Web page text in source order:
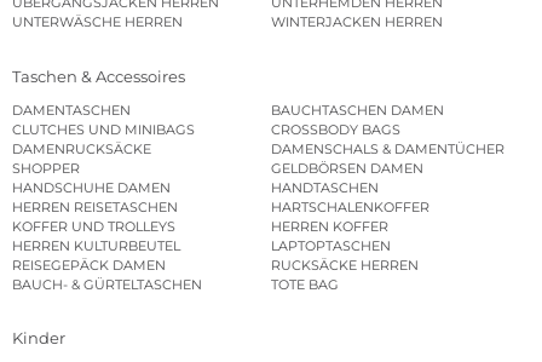
UNTERWÄSCHE HERREN
WINTERJACKEN HERREN
Taschen & Accessoires
DAMENTASCHEN
BAUCHTASCHEN DAMEN
CLUTCHES UND MINIBAGS
CROSSBODY BAGS
DAMENRUCKSÄCKE
DAMENSCHALS & DAMENTÜCHER
SHOPPER
GELDBÖRSEN DAMEN
HANDSCHUHE DAMEN
HANDTASCHEN
HERREN REISETASCHEN
HARTSCHALENKOFFER
KOFFER UND TROLLEYS
HERREN KOFFER
HERREN KULTURBEUTEL
LAPTOPTASCHEN
REISEGEPÄCK DAMEN
RUCKSÄCKE HERREN
BAUCH- & GÜRTELTASCHEN
TOTE BAG
Kinder